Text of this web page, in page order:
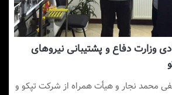
وزارت دفاع و پشتیبانی نیروهای
محمد نجار و هیأت همراه از شرکت تپکو و